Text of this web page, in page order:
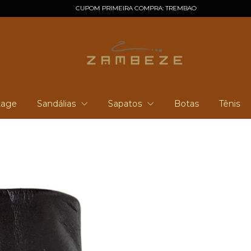
CUPOM PRIMEIRA COMPRA: TREMBAO
Sandálias Sapatos Botas Tênis